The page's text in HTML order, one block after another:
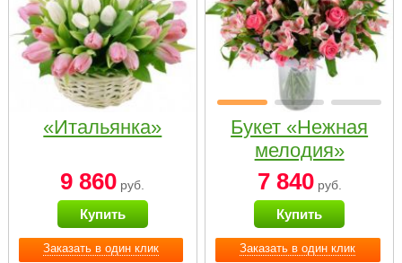
Заказать в один клик
«Итальянка»
9 860 руб.
Купить
Заказать в один клик
Букет «Нежная
мелодия»
7 840руб.
Купить